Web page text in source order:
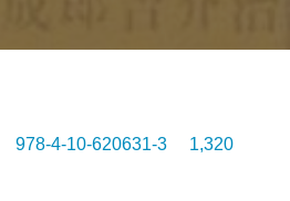
978-4-10-620631-3 1,320